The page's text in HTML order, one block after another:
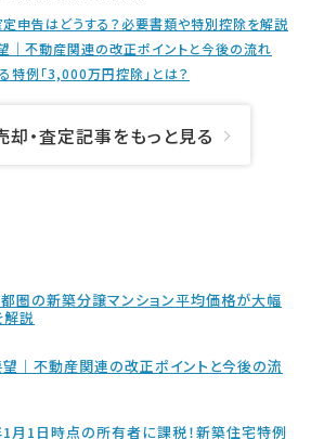
定申告はどうする？必要書類や特別控除を解説
｜不動産関連の改正ポイントと今後の流れ
特例「3,000万円控除」とは？
却・査定記事をもっと見る
都圏の新築分譲マンション平均価格が大幅
解説
｜不動産関連の改正ポイントと今後の流
月1日時点の所有者に課税！新築住宅特例